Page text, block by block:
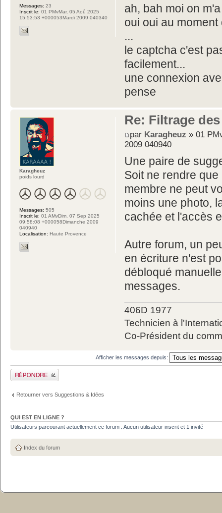
ah, bah moi on
oui oui au
...
le captcha c'est
facilement...
une connexion
pense
Messages: 23
Inscrit le: 01 PMvMar, 05 Aoû 2025
15:53:53 +000053Mardi 2009 040340
Re: Filtrage
par Karagheuz » 01
2009 040940
Une paire de
Soit ne rendre
membre ne peut
moins une photo,
cachée et l'accès
Autre forum, un
en écriture n'est
débloqué
messages.
406D 1977
Technicien à
Co-Président du
Karagheuz
poids lourd
Messages: 505
Inscrit le: 01 AMvDim, 07 Sep 2025
09:58:08 +000058Dimanche 2009
040940
Localisation: Haute Provence
Afficher les messages depuis:
Publier une réponse
Retourner vers Suggestions & Idées
QUI EST EN LIGNE ?
Utilisateurs parcourant actuellement ce forum : Aucun utilisateur inscrit et 1 invité
Index du forum